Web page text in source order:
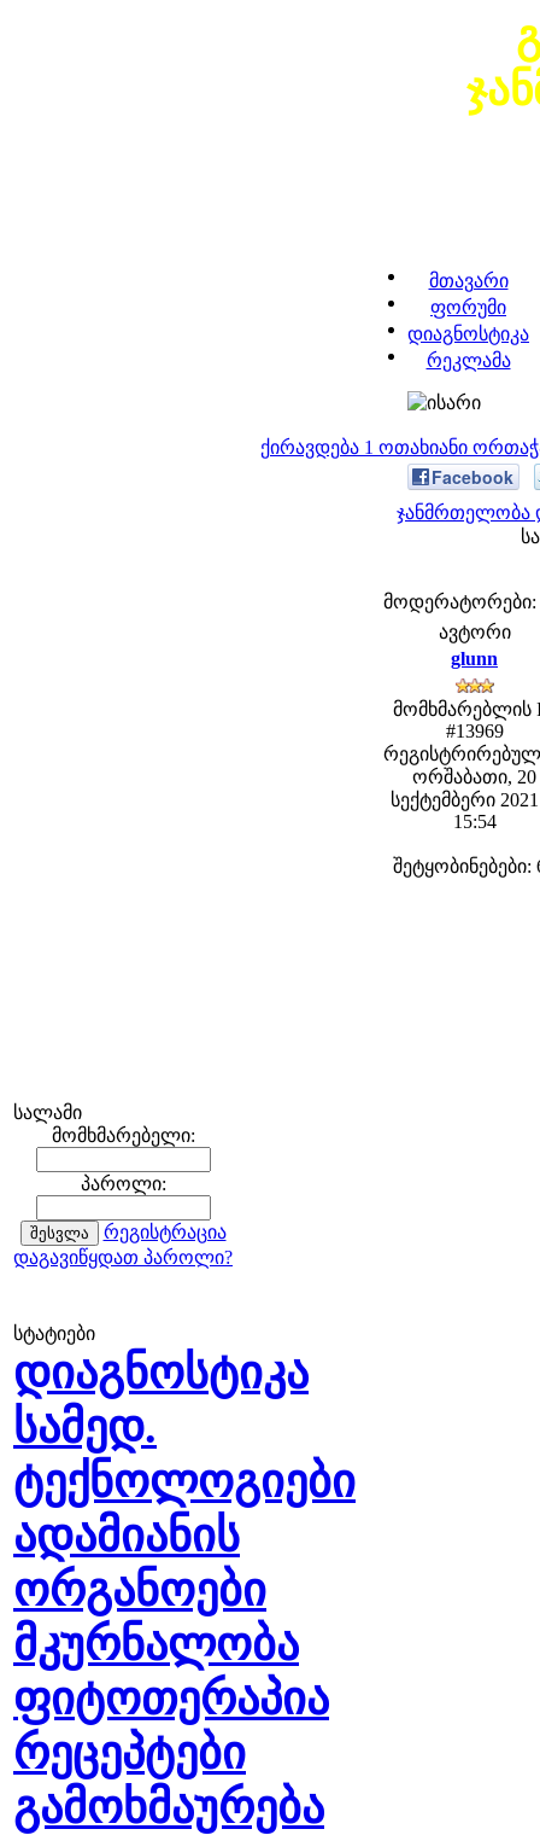
მთავარი
ფორუმი
დიაგნოსტიკა
რეკლამა
ქირავდება 1 ოთახიანი
სალამი
მომხმარებელი:
პაროლი:
რეგისტრაცია
დაგავიწყდათ პაროლი?
სტატიები
დიაგნოსტიკა
სამედ.
ტექნოლოგიები
ადამიანის
ორგანოები
მკურნალობა
ფიტოთერაპია
რეცეპტები
გამოხმაურება
Facebook
ჯანმრთელობა
მოდერატორები:
ავტორი
glunn
მომხმარებლის
#13969
ორშაბათი, 20
სექტემბერი
15:54
შეტყობინებები: